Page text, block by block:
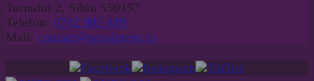
Turnului 2, Sibiu 550197
Telefon: 0742 985 489
Mail: contact@gossiptree.ro